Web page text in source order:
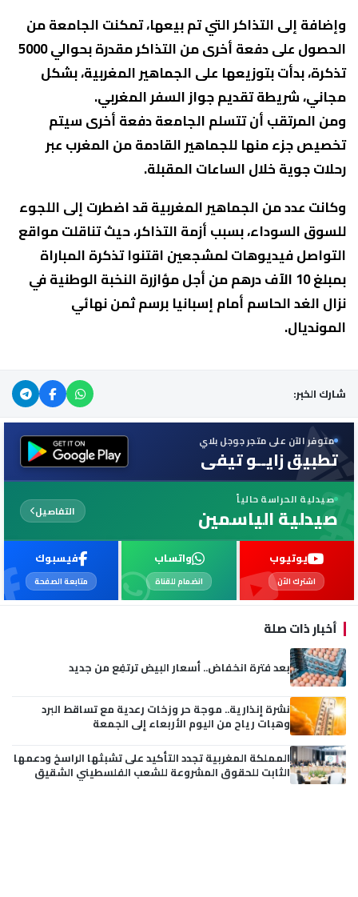
وإضافة إلى التذاكر التي تم بيعها، تمكنت الجامعة من
الحصول على دفعة أخرى من التذاكر مقدرة بحوالي 5000
تذكرة، بدأت بتوزيعها على الجماهير المغربية، بشكل
مجاني، شريطة تقديم جواز السفر المغربي.
ومن المرتقب أن تتسلم الجامعة دفعة أخرى سيتم
تخصيص جزء منها للجماهير القادمة من المغرب عبر
رحلات جوية خلال الساعات المقبلة.
وكانت عدد من الجماهير المغربية قد اضطرت إلى اللجوء
للسوق السوداء، بسبب أزمة التذاكر، حيث تناقلت مواقع
التواصل فيديوهات لمشجعين اقتنوا تذكرة المباراة
بمبلغ 10 الآف درهم من أجل مؤازرة النخبة الوطنية في
نزال الغد الحاسم أمام إسبانيا برسم ثمن نهائي
المونديال.
شارك الخبر:
متوفر الآن على متجر جوجل بلاي
تطبيق زايــو تيفي
صيدلية الحراسة حالياً
صيدلية الياسمين التفاصيل
يوتيوب
اشترك الآن
واتساب
انضمام للقناة
فيسبوك
متابعة الصفحة
أخبار ذات صلة
بعد فترة انخفاض.. أسعار البيض ترتفِع من جديد
نشرة إنذارية.. موجة حر وزخات رعدية مع تساقط البرد
وهبات رياح من اليوم الأربعاء إلى الجمعة
المملكة المغربية تجدد التأكيد على تشبثها الراسخ ودعمها
الثابت للحقوق المشروعة للشعب الفلسطيني الشقيق